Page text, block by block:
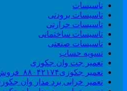
تاسیسات
تاسیسات برودتی
تاسیسات حرارتی
تاسیسات ساختمانی
تاسیسات صنعتی
تسویه حساب
تعمیر جت وان جکوزی
تعمیر جکوزی۸۸۰۴۲۱۷۴_فروش وان_جکوزی
تعمیر خرابی برد مدار وان جکوزی